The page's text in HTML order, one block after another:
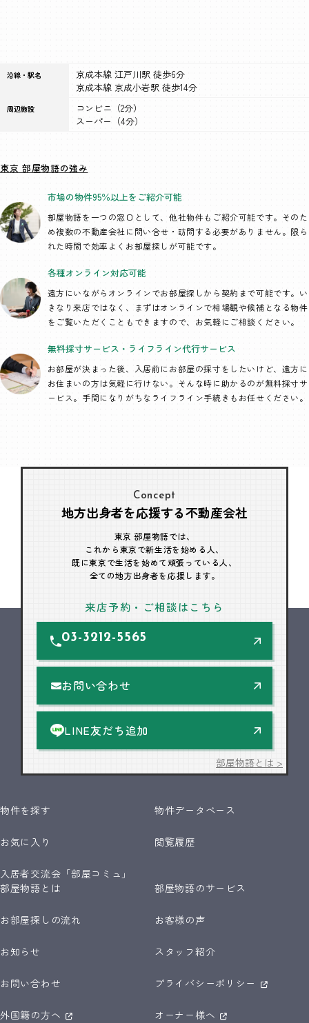
沿線・駅名
京成本線 江戸川駅 徒歩6分
京成本線 京成小岩駅 徒歩14分
周辺施設
コンビニ（2分）
スーパー（4分）
東京 部屋物語の強み
市場の物件95％以上を ご紹介可能
部屋物語を一つの窓口として、他社物件もご紹介可能です。そのた
め複数の不動産会社に問い合せ・訪問する必要がありません。限ら
れた時間で効率よくお部屋探しが可能です。
各種オンライン対応可能
遠方にいながらオンラインでお部屋探しから契約まで可能です。い
きなり来店ではなく、まずはオンラインで相場観や候補となる物件
をご覧いただくこともできますので、お気軽にご相談ください。
無料採寸サービス・ ライフライン代行サービス
お部屋が決まった後、入居前にお部屋の採寸をしたいけど、遠方に
お住まいの方は気軽に行けない。そんな時に助かるのが無料採寸サ
ービス。手間になりがちなライフライン手続きもお任せください。
Concept
地方出身者を応援する不動産会社
東京 部屋物語では、
これから東京で新生活を始める人、
既に東京で生活を始めて頑張っている人、
全ての地方出身者を応援します。
来店予約・ご相談はこちら
03-3212-5565
お問い合わせ
LINE友だち追加
部屋物語とは >
物件を探す 物件データベース
お気に入り 閲覧履歴
入居者交流会「部屋コミュ」
部屋物語とは
部屋物語のサービス
お部屋探しの流れ お客様の声
お知らせ スタッフ紹介
お問い合わせ プライバシーポリシー
外国籍の方へ
オーナー様へ